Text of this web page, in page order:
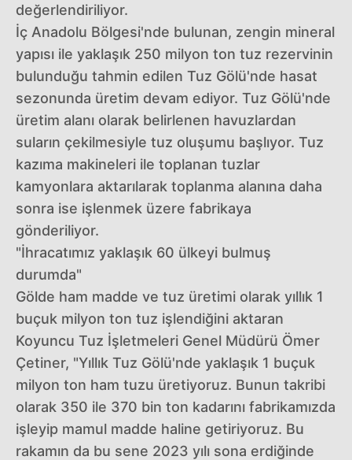
değerlendiriliyor.
İç Anadolu Bölgesi'nde bulunan, zengin mineral
yapısı ile yaklaşık 250 milyon ton tuz rezervinin
bulunduğu tahmin edilen Tuz Gölü'nde hasat
sezonunda üretim devam ediyor. Tuz Gölü'nde
üretim alanı olarak belirlenen havuzlardan
suların çekilmesiyle tuz oluşumu başlıyor. Tuz
kazıma makineleri ile toplanan tuzlar
kamyonlara aktarılarak toplanma alanına daha
sonra ise işlenmek üzere fabrikaya
gönderiliyor.
"İhracatımız yaklaşık 60 ülkeyi bulmuş
durumda"
Gölde ham madde ve tuz üretimi olarak yıllık 1
buçuk milyon ton tuz işlendiğini aktaran
Koyuncu Tuz İşletmeleri Genel Müdürü Ömer
Çetiner, "Yıllık Tuz Gölü'nde yaklaşık 1 buçuk
milyon ton ham tuzu üretiyoruz. Bunun takribi
olarak 350 ile 370 bin ton kadarını fabrikamızda
işleyip mamul madde haline getiriyoruz. Bu
rakamın da bu sene 2023 yılı sona erdiğinde